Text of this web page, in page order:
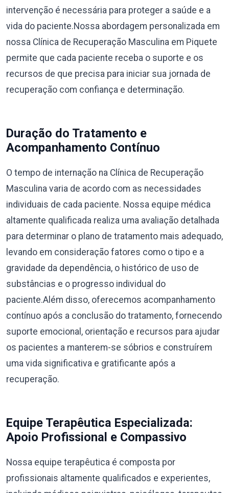
intervenção é necessária para proteger a saúde e a
vida do paciente.Nossa abordagem personalizada em
nossa Clínica de Recuperação Masculina em Piquete
permite que cada paciente receba o suporte e os
recursos de que precisa para iniciar sua jornada de
recuperação com confiança e determinação.
Duração do Tratamento e
Acompanhamento Contínuo
O tempo de internação na Clínica de Recuperação
Masculina varia de acordo com as necessidades
individuais de cada paciente. Nossa equipe médica
altamente qualificada realiza uma avaliação detalhada
para determinar o plano de tratamento mais adequado,
levando em consideração fatores como o tipo e a
gravidade da dependência, o histórico de uso de
substâncias e o progresso individual do
paciente.Além disso, oferecemos acompanhamento
contínuo após a conclusão do tratamento, fornecendo
suporte emocional, orientação e recursos para ajudar
os pacientes a manterem-se sóbrios e construírem
uma vida significativa e gratificante após a
recuperação.
Equipe Terapêutica Especializada:
Apoio Profissional e Compassivo
Nossa equipe terapêutica é composta por
profissionais altamente qualificados e experientes,